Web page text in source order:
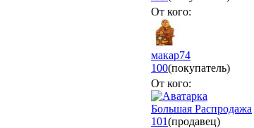
От кого:
макар74
100(покупатель)
От кого:
Большая Распродажа
101(продавец)